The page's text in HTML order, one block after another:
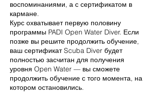
воспоминаниями, а с сертификатом в
кармане.
Курс охватывает первую половину
программы PADI Open Water Diver. Если
позже вы решите продолжить обучение,
ваш сертификат Scuba Diver будет
полностью засчитан для получения
уровня Open Water — вы сможете
продолжить обучение с того момента, на
котором остановились.